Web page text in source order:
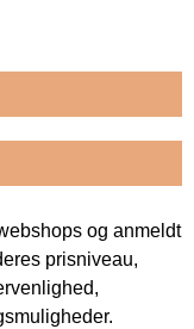
og anmeldt
prisniveau,